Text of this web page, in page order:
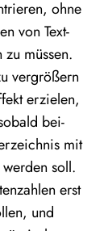
ohne
von Text­
müs­sen.
ver­grö­ßern
erzie­len,
bei­
mit
soll.
erst
und